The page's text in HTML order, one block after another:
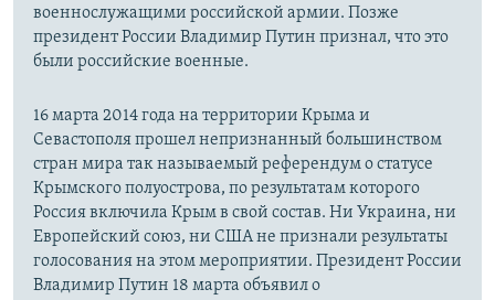
военнослужащими российской армии. Позже
президент России Владимир Путин признал, что это
были российские военные.
16 марта 2014 года на территории Крыма и
Севастополя прошел непризнанный большинством
стран мира так называемый референдум о статусе
Крымского полуострова, по результатам которого
Россия включила Крым в свой состав. Ни Украина, ни
Европейский союз, ни США не признали результаты
голосования на этом мероприятии. Президент России
Владимир Путин 18 марта объявил о